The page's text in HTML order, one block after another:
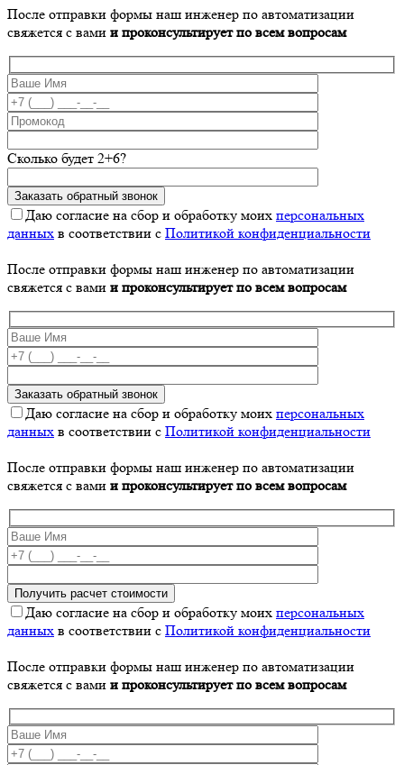
После отправки формы наш инженер по автоматизации
свяжется с вами и проконсультирует по всем вопросам
Сколько будет 2+6?
Даю согласие на сбор и обработку моих персональных
данных в соответствии с Политикой конфиденциальности
После отправки формы наш инженер по автоматизации
свяжется с вами и проконсультирует по всем вопросам
Даю согласие на сбор и обработку моих персональных
данных в соответствии с Политикой конфиденциальности
После отправки формы наш инженер по автоматизации
свяжется с вами и проконсультирует по всем вопросам
Даю согласие на сбор и обработку моих персональных
данных в соответствии с Политикой конфиденциальности
После отправки формы наш инженер по автоматизации
свяжется с вами и проконсультирует по всем вопросам